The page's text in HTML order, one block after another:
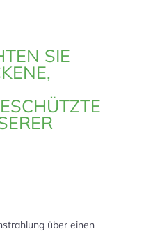
SIE
über einen